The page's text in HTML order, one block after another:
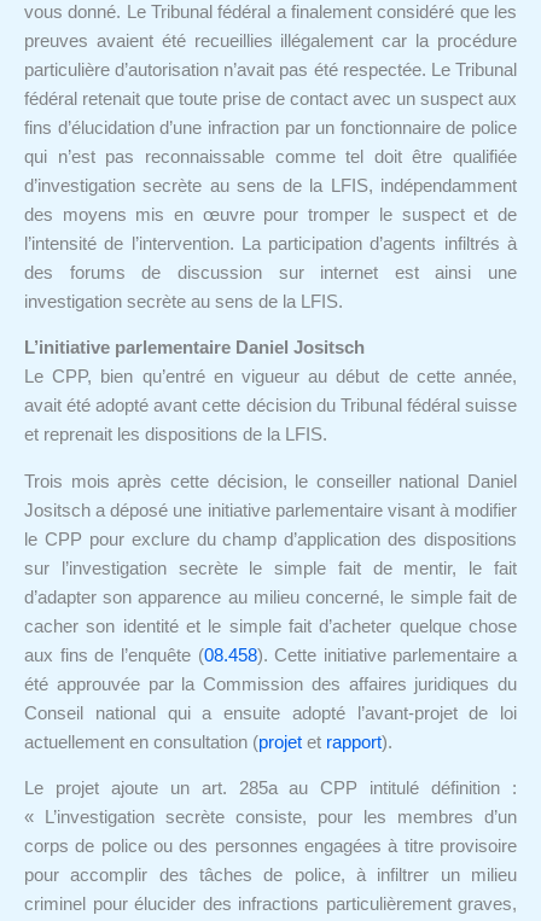
vous donné. Le Tribunal fédéral a finalement considéré que les
preuves avaient été recueillies illégalement car la procédure
particulière d’autorisation n’avait pas été respectée. Le Tribunal
fédéral retenait que toute prise de contact avec un suspect aux
fins d’élucidation d’une infraction par un fonctionnaire de police
qui n’est pas reconnaissable comme tel doit être qualifiée
d’investigation secrète au sens de la LFIS, indépendamment
des moyens mis en œuvre pour tromper le suspect et de
l’intensité de l’intervention. La participation d’agents infiltrés à
des forums de discussion sur internet est ainsi une
investigation secrète au sens de la LFIS.
L’initiative parlementaire Daniel Jositsch
Le CPP, bien qu’entré en vigueur au début de cette année,
avait été adopté avant cette décision du Tribunal fédéral suisse
et reprenait les dispositions de la LFIS.
Trois mois après cette décision, le conseiller national Daniel
Jositsch a déposé une initiative parlementaire visant à modifier
le CPP pour exclure du champ d’application des dispositions
sur l’investigation secrète le simple fait de mentir, le fait
d’adapter son apparence au milieu concerné, le simple fait de
cacher son identité et le simple fait d’acheter quelque chose
aux fins de l’enquête (08.458). Cette initiative parlementaire a
été approuvée par la Commission des affaires juridiques du
Conseil national qui a ensuite adopté l’avant-projet de loi
actuellement en consultation (projet et rapport).
Le projet ajoute un art. 285a au CPP intitulé définition :
« L’investigation secrète consiste, pour les membres d’un
corps de police ou des personnes engagées à titre provisoire
pour accomplir des tâches de police, à infiltrer un milieu
criminel pour élucider des infractions particulièrement graves,